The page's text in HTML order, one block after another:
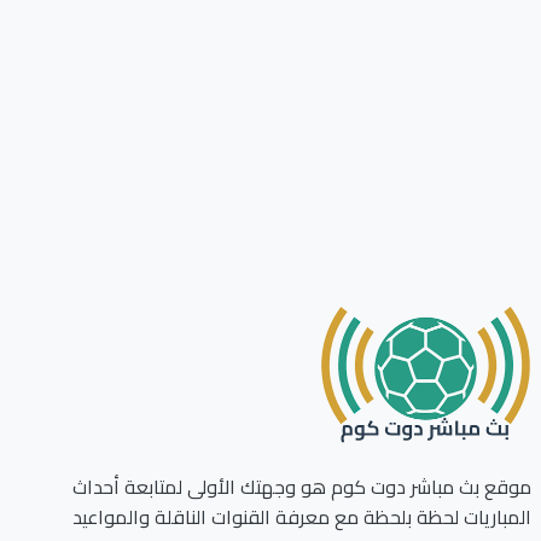
بث مباشر دوت كوم هو وجهتك الأولى لمتابعة أحداث
لحظة بلحظة مع معرفة القنوات الناقلة والمواعيد